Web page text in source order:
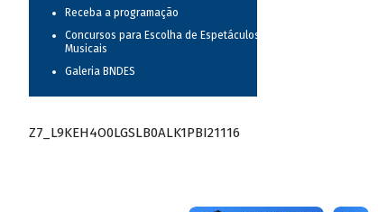
Receba a programação
Concursos para Escolha de Espetáculos
Musicais
Galeria BNDES
Z7_L9KEH4O0LGSLB0ALK1PBI21116